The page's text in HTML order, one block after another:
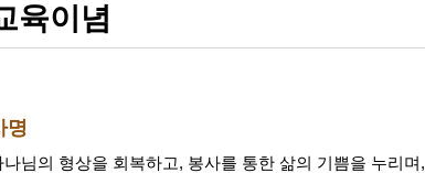
육이념
명
나님의 형상을 회복하고, 봉사를 통한 삶의 기쁨을 누리며,